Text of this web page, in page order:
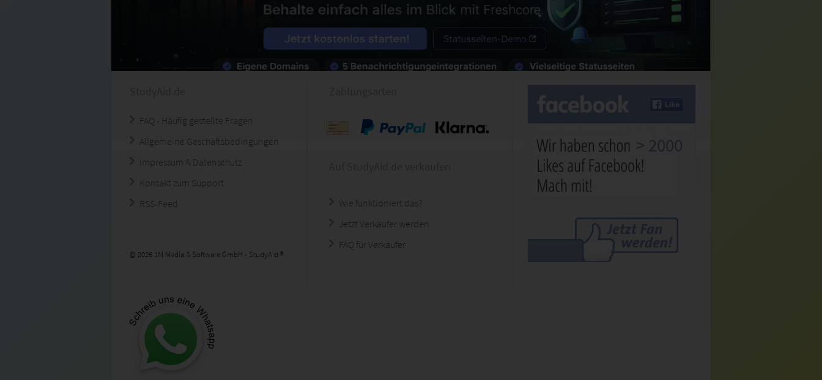
FAQ - Häufig gestellte Fragen
Allgemeine Geschäftsbedingungen
Impressum & Datenschutz
Kontakt zum Support
RSS-Feed
© 2026 1M Media & Software GmbH - StudyAid ®
Wie funktioniert das?
Jetzt Verkäufer werden
FAQ für Verkäufer
> 2000